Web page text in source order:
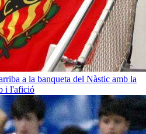
a la banqueta del Nàstic amb la
i l'afició